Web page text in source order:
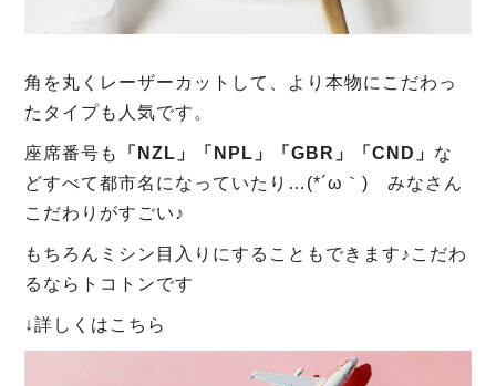
角を丸くレーザーカットして、より本物にこだわっ
たタイプも人気です。
座席番号も 「NZL」「NPL」「GBR」「CND」 な
どすべて都市名になっていたり…(*´ω｀) みなさん
こだわりがすごい♪
もちろんミシン目入りにすることもできます♪こだわ
るならトコトンです
↓詳しくはこちら